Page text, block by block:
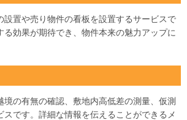
設置や売り物件の看板を設置するサービスで
る効果が期待でき、物件本来の魅力アップに
境の有無の確認、敷地内高低差の測量、仮測
スです。詳細な情報を伝えることができるメ